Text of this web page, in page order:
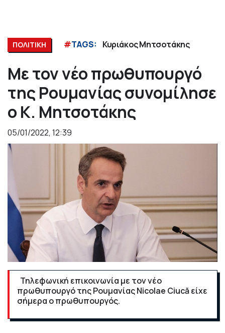
ΠΟΛΙΤΙΚΗ #TAGS: Κυριάκος Μητσοτάκης
Με τον νέο πρωθυπουργό
της Ρουμανίας συνομίλησε
ο Κ. Μητσοτάκης
05/01/2022, 12:39
Τηλεφωνική επικοινωνία με τον νέο
πρωθυπουργό της Ρουμανίας Nicolae Ciucă είχε
σήμερα ο πρωθυπουργός.